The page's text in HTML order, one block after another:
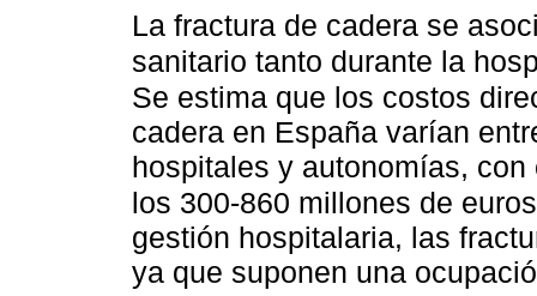
La fractura de cadera se
sanitario tanto durante la
Se estima que los costos
cadera en España varían
hospitales y autonomías,
los 300-860 millones de
gestión hospitalaria, las
ya que suponen una